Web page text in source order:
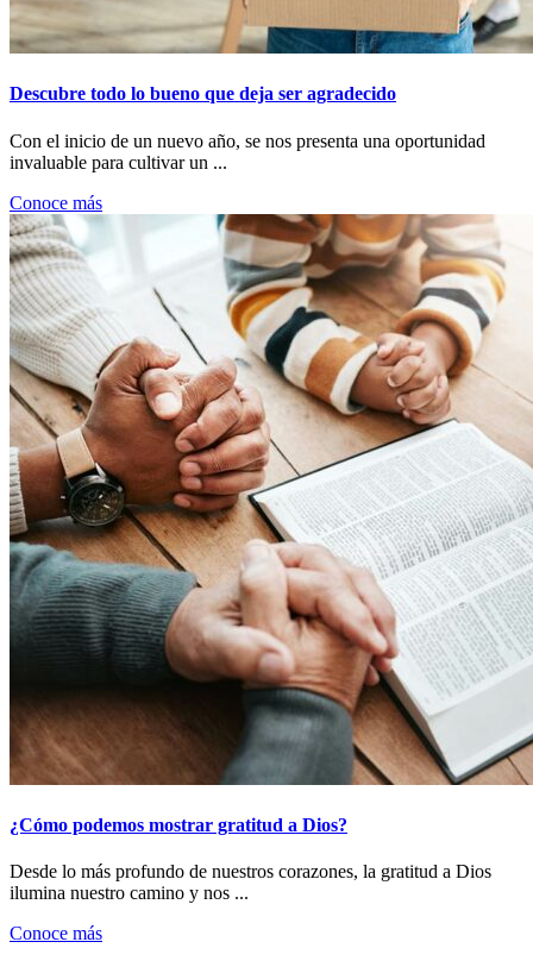
Descubre todo lo bueno que deja ser agradecido
Con el inicio de un nuevo año, se nos presenta una oportunidad
invaluable para cultivar un ...
Conoce más
¿Cómo podemos mostrar gratitud a Dios?
Desde lo más profundo de nuestros corazones, la gratitud a Dios
ilumina nuestro camino y nos ...
Conoce más